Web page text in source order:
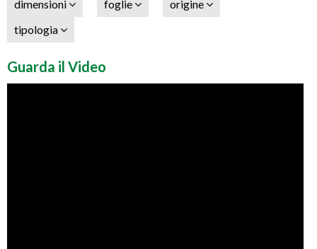
dimensioni foglie
origine
tipologia
Guarda il Video